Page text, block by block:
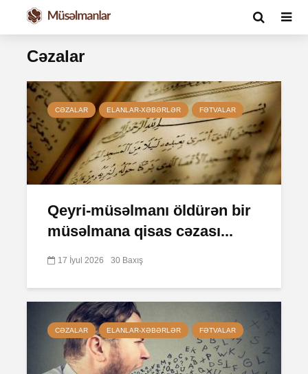
Cəzalar
CƏZALAR ELANLAR-XƏBƏRLƏR FƏTVALAR
Qeyri-müsəlmanı öldürən bir
müsəlmana qisas cəzası...
17 İyul 2026 30 Baxış
CƏZALAR ELANLAR-XƏBƏRLƏR FƏTVALAR